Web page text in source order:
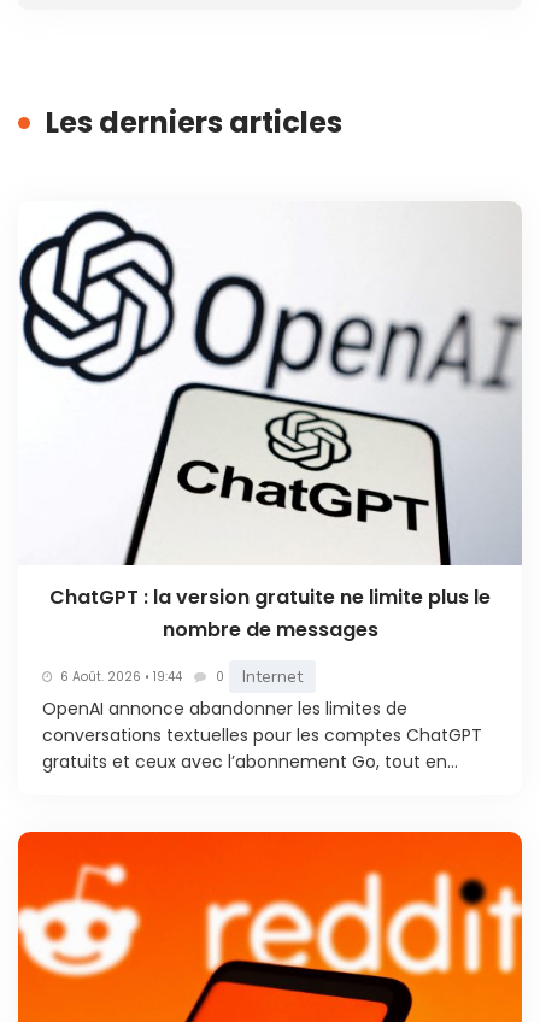
Les derniers articles
ChatGPT : la version gratuite ne limite plus le
nombre de messages
6 Août. 2026 • 19:44 0 Internet
OpenAI annonce abandonner les limites de
conversations textuelles pour les comptes ChatGPT
gratuits et ceux avec l’abonnement Go, tout en...